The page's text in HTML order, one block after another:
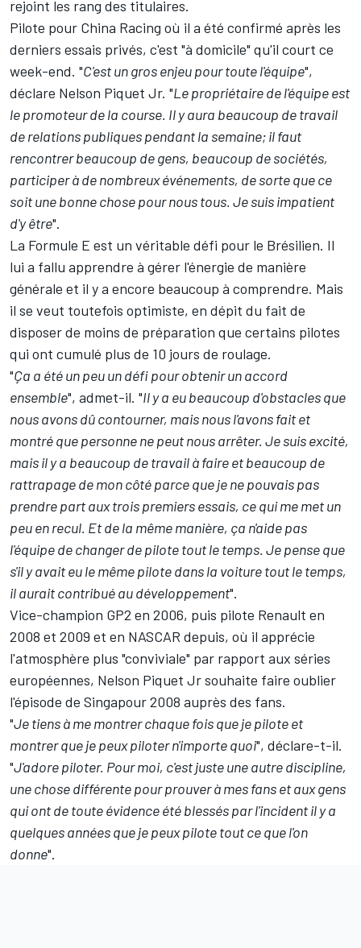
rejoint les rang des titulaires.
Pilote pour China Racing où il a été confirmé après les
derniers essais privés, c'est "à domicile" qu'il court ce
week-end. "C'est un gros enjeu pour toute l'équipe",
déclare Nelson Piquet Jr. "Le propriétaire de l'équipe est
le promoteur de la course. Il y aura beaucoup de travail
de relations publiques pendant la semaine; il faut
rencontrer beaucoup de gens, beaucoup de sociétés,
participer à de nombreux événements, de sorte que ce
soit une bonne chose pour nous tous. Je suis impatient
d'y être".
La Formule E est un véritable défi pour le Brésilien. Il
lui a fallu apprendre à gérer l'énergie de manière
générale et il y a encore beaucoup à comprendre. Mais
il se veut toutefois optimiste, en dépit du fait de
disposer de moins de préparation que certains pilotes
qui ont cumulé plus de 10 jours de roulage.
"Ça a été un peu un défi pour obtenir un accord
ensemble", admet-il. "Il y a eu beaucoup d'obstacles que
nous avons dû contourner, mais nous l'avons fait et
montré que personne ne peut nous arrêter. Je suis excité,
mais il y a beaucoup de travail à faire et beaucoup de
rattrapage de mon côté parce que je ne pouvais pas
prendre part aux trois premiers essais, ce qui me met un
peu en recul. Et de la même manière, ça n'aide pas
l'équipe de changer de pilote tout le temps. Je pense que
s'il y avait eu le même pilote dans la voiture tout le temps,
il aurait contribué au développement".
Vice-champion GP2 en 2006, puis pilote Renault en
2008 et 2009 et en NASCAR depuis, où il apprécie
l'atmosphère plus "conviviale" par rapport aux séries
européennes, Nelson Piquet Jr souhaite faire oublier
l'épisode de Singapour 2008 auprès des fans.
"Je tiens à me montrer chaque fois que je pilote et
montrer que je peux piloter n'importe quoi", déclare-t-il.
"J'adore piloter. Pour moi, c'est juste une autre discipline,
une chose différente pour prouver à mes fans et aux gens
qui ont de toute évidence été blessés par l'incident il y a
quelques années que je peux pilote tout ce que l'on
donne".